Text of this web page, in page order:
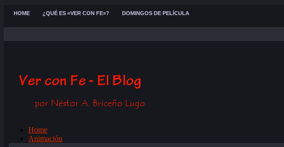
HOME ¿QUÉ ES «VER CON FE»? DOMINGOS DE PELÍCULA
Home
Animación